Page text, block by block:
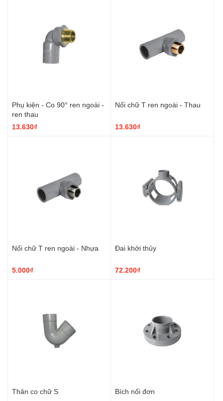
Phụ kiện - Co 90° ren ngoài -
ren thau
13.630₫
Nối chữ T ren ngoài - Thau
13.630₫
Nối chữ T ren ngoài - Nhựa
5.000₫
Đai khởi thủy
72.200₫
Thân co chữ S Bích nối đơn